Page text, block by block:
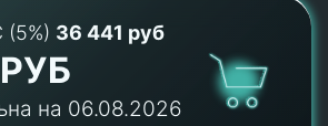
36 441 руб
на 06.08.2026